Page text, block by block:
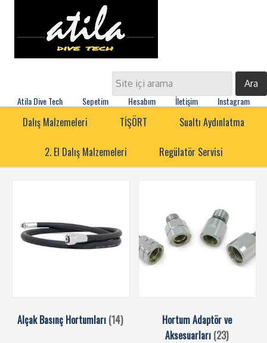
Atila Dive Tech Sepetim Hesabım İletişim Instagram
Dalış Malzemeleri TİŞÖRT Sualtı Aydınlatma
2. El Dalış Malzemeleri Regülatör Servisi
Alçak Basınç Hortumları (14)
Hortum Adaptör ve
Aksesuarları (23)